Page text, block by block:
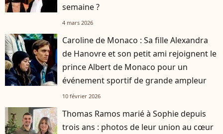
semaine ?
4 mars 2026
Caroline de Monaco : Sa fille Alexandra
de Hanovre et son petit ami rejoignent le
prince Albert de Monaco pour un
événement sportif de grande ampleur
10 février 2026
Thomas Ramos marié à Sophie depuis
trois ans : photos de leur union au cœur